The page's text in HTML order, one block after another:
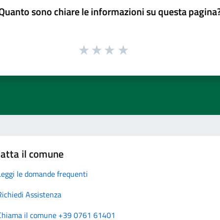
sono chiare le informazioni su questa
il comune
le domande frequenti
Assistenza
il comune +39 0761 61401